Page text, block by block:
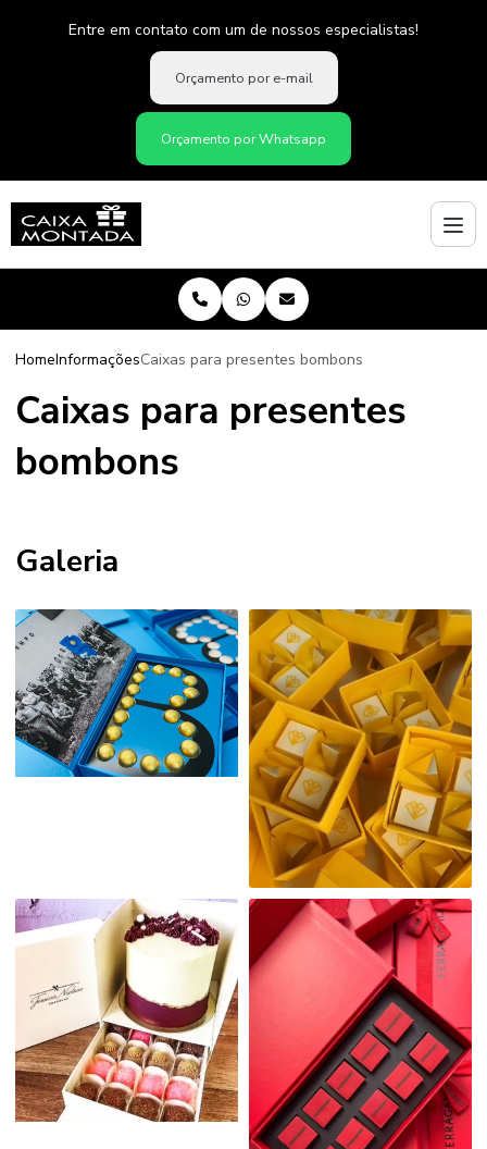
Entre em contato com um de nossos especialistas!
Orçamento por e-mail
Orçamento por Whatsapp
HomeInformaçõesCaixas para presentes bombons
Caixas para presentes
bombons
Galeria